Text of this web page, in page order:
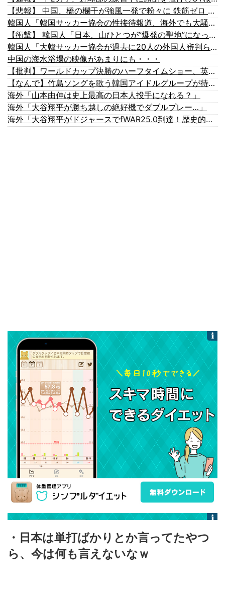
【悲報】 中国、橋の欄干が強風一発で粉々に 鉄筋ゼロ 当局「接着剤でくっつけただけ」「正常で、品質問題はない」
韓国人「韓国サッカー協会の性接待報道、海外でも大騒ぎに・・・2002年W杯4強の記録取り消しの声も」→「マジで国の恥だ」「2002年まで疑う価値があ...
【衝撃】 韓国人「日本、山ひとつが”爆発の聖地”になってる」
韓国人「大韓サッカー協会が過去に20人の外国人審判らに不謹慎接待をしていた証拠が揃いながらも不起訴処分に成っていた事が明らかに‥」
中国の海水浴場の映像があまりにも・・・
【批判】ワールドカップ決勝のハーフタイムショー、英紙｢BTSが出てきて悪夢かと思った｣
【なんで】竹島ソングを歌う韓国アイドルグループが待望の日本デビュー
海外「山本由伸は史上最高の日本人投手になれる？」
海外「大谷翔平が勝ち越しの絶好機でダブルプレー…」
海外「大谷翔平がドジャースでfWAR25.0到達！歴史的ペースに海外騒然…」
・日本は単打ばかりとか言ってたやつ
ら、今は何も言えないなｗ